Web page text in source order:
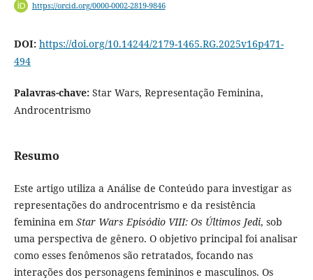
https://orcid.org/0000-0002-2819-9846
DOI: https://doi.org/10.14244/2179-1465.RG.2025v16p471-
494
Palavras-chave: Star Wars, Representação Feminina,
Androcentrismo
Resumo
Este artigo utiliza a Análise de Conteúdo para investigar as
representações do androcentrismo e da resistência
feminina em Star Wars Episódio VIII: Os Últimos Jedi, sob
uma perspectiva de gênero. O objetivo principal foi analisar
como esses fenômenos são retratados, focando nas
interações dos personagens femininos e masculinos. Os